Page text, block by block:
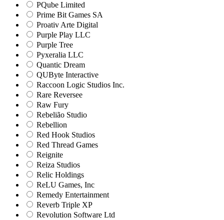
PQube Limited
Prime Bit Games SA
Proativ Arte Digital
Purple Play LLC
Purple Tree
Pyxeralia LLC
Quantic Dream
QUByte Interactive
Raccoon Logic Studios Inc.
Rare Reversee
Raw Fury
Rebelião Studio
Rebellion
Red Hook Studios
Red Thread Games
Reignite
Reiza Studios
Relic Holdings
ReLU Games, Inc
Remedy Entertainment
Reverb Triple XP
Revolution Software Ltd